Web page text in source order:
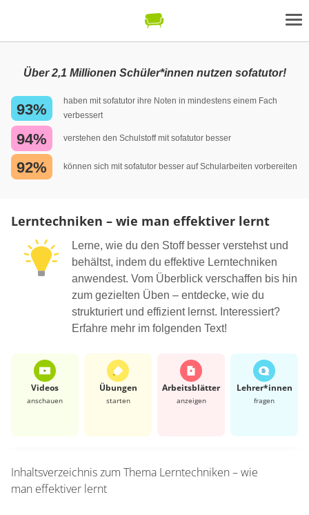
Über 2,1 Millionen Schüler*innen nutzen sofatutor!
93%
haben mit sofatutor ihre Noten in mindestens einem Fach
verbessert
94% verstehen den Schulstoff mit sofatutor besser
92% können sich mit sofatutor besser auf Schularbeiten vorbereiten
Lerntechniken – wie man effektiver lernt
Lerne, wie du den Stoff besser verstehst und
behältst, indem du effektive Lerntechniken
anwendest. Vom Überblick verschaffen bis hin
zum gezielten Üben – entdecke, wie du
strukturiert und effizient lernst. Interessiert?
Erfahre mehr im folgenden Text!
Videos
anschauen
Übungen
starten
Arbeits­blätter
anzeigen
Lehrer*​innen
fragen
Inhaltsverzeichnis zum Thema Lerntechniken – wie
man effektiver lernt